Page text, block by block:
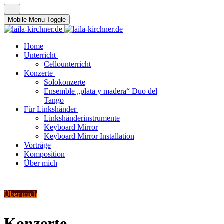
Mobile Menu Toggle
Home
Unterricht
Cellounterricht
Konzerte
Solokonzerte
Ensemble „plata y madera“ Duo del
Tango
Für Linkshänder
Linkshänderinstrumente
Keyboard Mirror
Keyboard Mirror Installation
Vorträge
Komposition
Über mich
Über mich